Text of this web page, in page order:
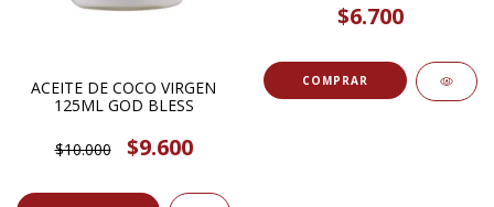
ACEITE DE COCO VIRGEN
125ML GOD BLESS
$10.000 $9.600
$6.700